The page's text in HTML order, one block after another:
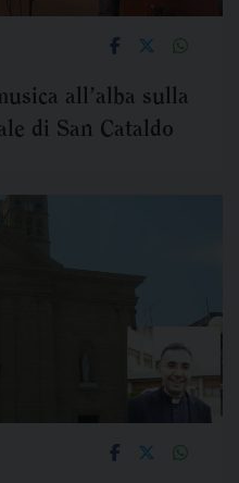
all’alba sulla
di San Cataldo